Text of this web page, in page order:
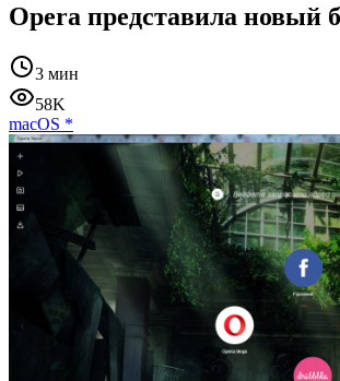
Opera представила новый
3 мин
58K
macOS *